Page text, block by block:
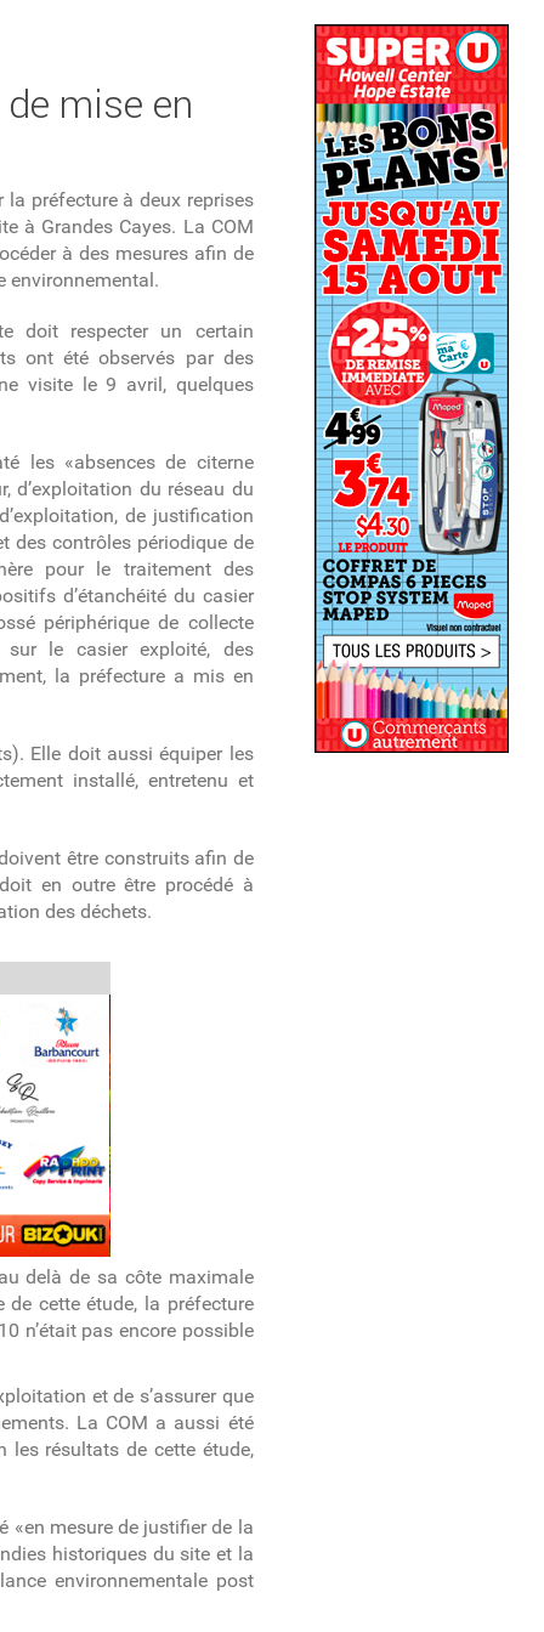
mise en
la préfecture à deux reprises
à Grandes Cayes. La COM
à des mesures afin de
environnemental.
doit respecter un certain
ont été observés par des
visite le 9 avril, quelques
les «absences de citerne
d’exploitation du réseau du
de justification
des contrôles périodique de
pour le traitement des
d’étanchéité du casier
périphérique de collecte
sur le casier exploité, des
la préfecture a mis en
Elle doit aussi équiper les
installé, entretenu et
être construits afin de
en outre être procédé à
des déchets.
delà de sa côte maximale
de cette étude, la préfecture
n’était pas encore possible
et de s’assurer que
La COM a aussi été
les résultats de cette étude,
«en mesure de justifier de la
historiques du site et la
environnementale post